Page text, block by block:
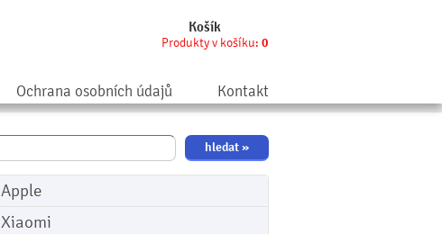
Košík
Produkty v košíku: 0
Ochrana osobních údajů Kontakt
Apple
Xiaomi